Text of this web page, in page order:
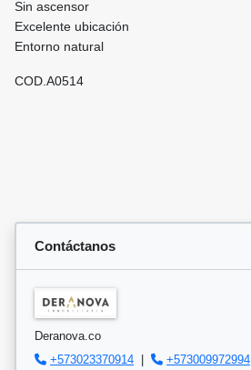
Sin ascensor
Excelente ubicación
Entorno natural
COD.A0514
Contáctanos
Deranova.co
+573023370914 |
+573009972994